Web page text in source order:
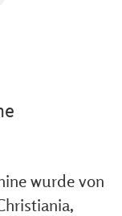
wurde von